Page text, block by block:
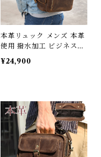
本革リュック メンズ 本革
使用 撥水加工 ビジネスリ
ュックサック 15.6インチ
ワイド A4サイズ書類収納
¥24,900